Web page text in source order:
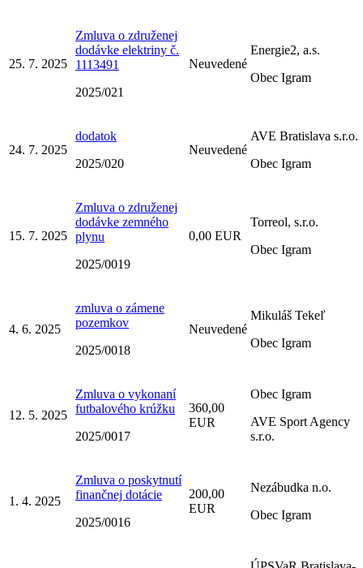
25. 7. 2025
Zmluva o združenej
dodávke elektriny č.
1113491
2025/021
Neuvedené
Energie2, a.s.
Obec Igram
24. 7. 2025
dodatok
2025/020
Neuvedené
AVE Bratislava s.r.o.
Obec Igram
15. 7. 2025
Zmluva o združenej
dodávke zemného
plynu
2025/0019
0,00 EUR
Torreol, s.r.o.
Obec Igram
4. 6. 2025
zmluva o zámene
pozemkov
2025/0018
Neuvedené
Mikuláš Tekeľ
Obec Igram
12. 5. 2025
Zmluva o vykonaní
futbalového krúžku
2025/0017
360,00
EUR
Obec Igram
AVE Sport Agency
s.r.o.
1. 4. 2025
Zmluva o poskytnutí
finančnej dotácie
2025/0016
200,00
EUR
Nezábudka n.o.
Obec Igram